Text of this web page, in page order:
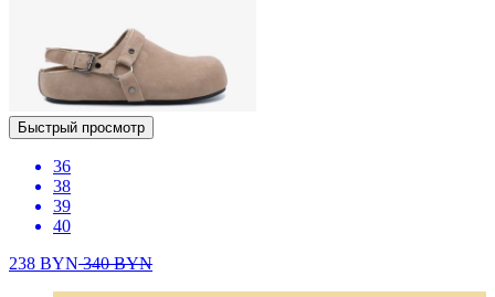
Быстрый просмотр
36
38
39
40
238 BYN340BYN